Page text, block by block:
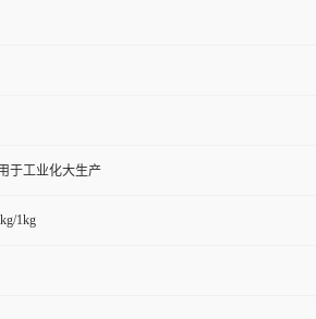
于工业化大生产
1kg